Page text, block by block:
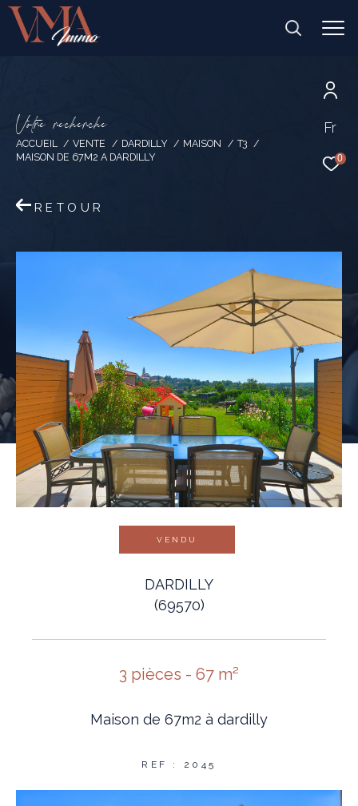
Fr
0
Votre recherche
ACCUEIL VENTE DARDILLY MAISON
T3
MAISON DE 67M2 A DARDILLY
RETOUR
VENDU
DARDILLY
(69570)
3 pièces - 67 m²
Maison de 67m2 à dardilly
REF : 2045